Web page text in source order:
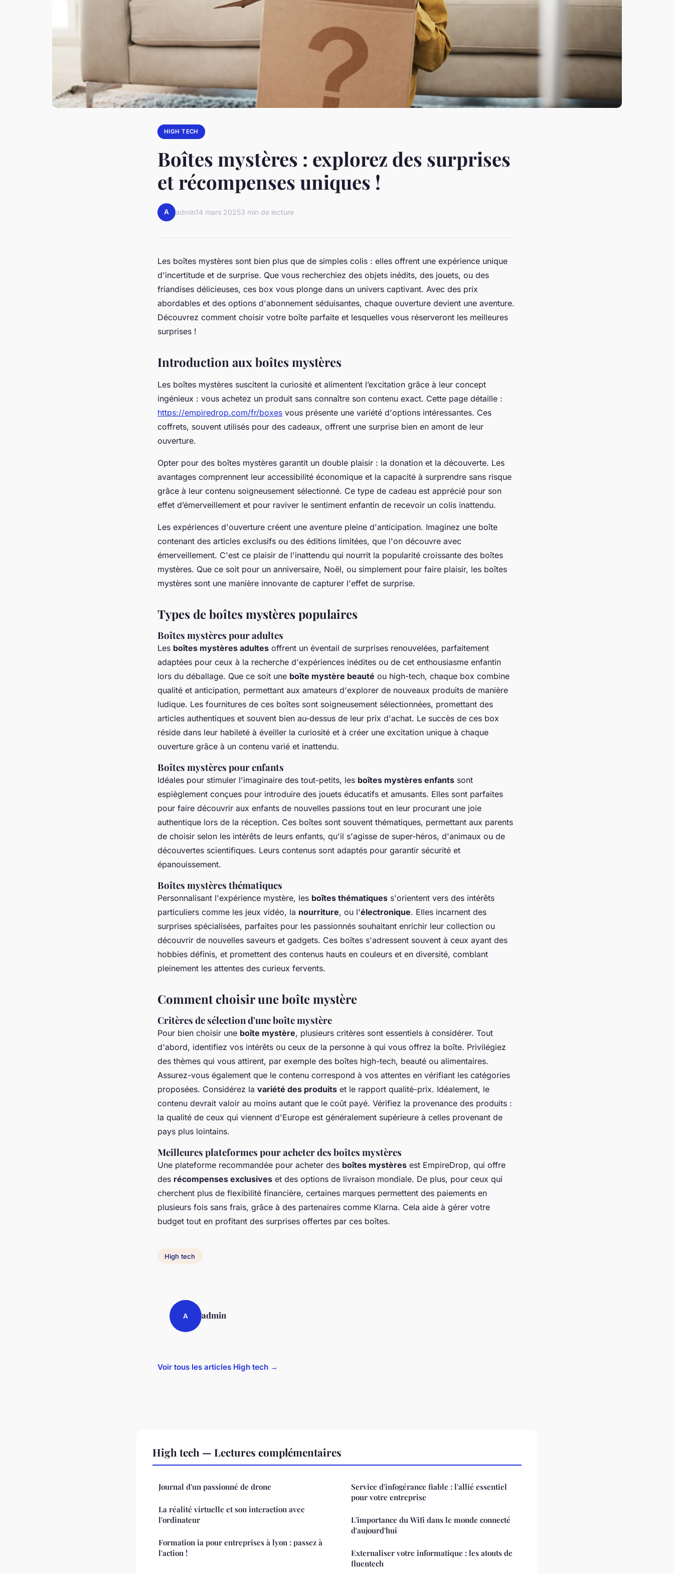
HIGH TECH
Boîtes mystères : explorez des surprises
et récompenses uniques !
A admin14 mars 20253 min de lecture
Les boîtes mystères sont bien plus que de simples colis : elles offrent une expérience unique
d'incertitude et de surprise. Que vous recherchiez des objets inédits, des jouets, ou des
friandises délicieuses, ces box vous plonge dans un univers captivant. Avec des prix
abordables et des options d'abonnement séduisantes, chaque ouverture devient une aventure.
Découvrez comment choisir votre boîte parfaite et lesquelles vous réserveront les meilleures
surprises !
Introduction aux boîtes mystères
Les boîtes mystères suscitent la curiosité et alimentent l’excitation grâce à leur concept
ingénieux : vous achetez un produit sans connaître son contenu exact. Cette page détaille :
https://empiredrop.com/fr/boxes vous présente une variété d'options intéressantes. Ces
coffrets, souvent utilisés pour des cadeaux, offrent une surprise bien en amont de leur
ouverture.
Opter pour des boîtes mystères garantit un double plaisir : la donation et la découverte. Les
avantages comprennent leur accessibilité économique et la capacité à surprendre sans risque
grâce à leur contenu soigneusement sélectionné. Ce type de cadeau est apprécié pour son
effet d’émerveillement et pour raviver le sentiment enfantin de recevoir un colis inattendu.
Les expériences d'ouverture créent une aventure pleine d'anticipation. Imaginez une boîte
contenant des articles exclusifs ou des éditions limitées, que l'on découvre avec
émerveillement. C'est ce plaisir de l'inattendu qui nourrit la popularité croissante des boîtes
mystères. Que ce soit pour un anniversaire, Noël, ou simplement pour faire plaisir, les boîtes
mystères sont une manière innovante de capturer l'effet de surprise.
Types de boîtes mystères populaires
Boîtes mystères pour adultes
Les boîtes mystères adultes offrent un éventail de surprises renouvelées, parfaitement
adaptées pour ceux à la recherche d'expériences inédites ou de cet enthousiasme enfantin
lors du déballage. Que ce soit une boîte mystère beauté ou high-tech, chaque box combine
qualité et anticipation, permettant aux amateurs d'explorer de nouveaux produits de manière
ludique. Les fournitures de ces boîtes sont soigneusement sélectionnées, promettant des
articles authentiques et souvent bien au-dessus de leur prix d'achat. Le succès de ces box
réside dans leur habileté à éveiller la curiosité et à créer une excitation unique à chaque
ouverture grâce à un contenu varié et inattendu.
Boîtes mystères pour enfants
Idéales pour stimuler l'imaginaire des tout-petits, les boîtes mystères enfants sont
espièglement conçues pour introduire des jouets éducatifs et amusants. Elles sont parfaites
pour faire découvrir aux enfants de nouvelles passions tout en leur procurant une joie
authentique lors de la réception. Ces boîtes sont souvent thématiques, permettant aux parents
de choisir selon les intérêts de leurs enfants, qu'il s'agisse de super-héros, d'animaux ou de
découvertes scientifiques. Leurs contenus sont adaptés pour garantir sécurité et
épanouissement.
Boîtes mystères thématiques
Personnalisant l'expérience mystère, les boîtes thématiques s'orientent vers des intérêts
particuliers comme les jeux vidéo, la nourriture, ou l'électronique. Elles incarnent des
surprises spécialisées, parfaites pour les passionnés souhaitant enrichir leur collection ou
découvrir de nouvelles saveurs et gadgets. Ces boîtes s'adressent souvent à ceux ayant des
hobbies définis, et promettent des contenus hauts en couleurs et en diversité, comblant
pleinement les attentes des curieux fervents.
Comment choisir une boîte mystère
Critères de sélection d'une boîte mystère
Pour bien choisir une boîte mystère, plusieurs critères sont essentiels à considérer. Tout
d'abord, identifiez vos intérêts ou ceux de la personne à qui vous offrez la boîte. Privilégiez
des thèmes qui vous attirent, par exemple des boîtes high-tech, beauté ou alimentaires.
Assurez-vous également que le contenu correspond à vos attentes en vérifiant les catégories
proposées. Considérez la variété des produits et le rapport qualité-prix. Idéalement, le
contenu devrait valoir au moins autant que le coût payé. Vérifiez la provenance des produits :
la qualité de ceux qui viennent d'Europe est généralement supérieure à celles provenant de
pays plus lointains.
Meilleures plateformes pour acheter des boîtes mystères
Une plateforme recommandée pour acheter des boîtes mystères est EmpireDrop, qui offre
des récompenses exclusives et des options de livraison mondiale. De plus, pour ceux qui
cherchent plus de flexibilité financière, certaines marques permettent des paiements en
plusieurs fois sans frais, grâce à des partenaires comme Klarna. Cela aide à gérer votre
budget tout en profitant des surprises offertes par ces boîtes.
High tech
A admin
Voir tous les articles High tech →
High tech — Lectures complémentaires
Journal d'un passionné de drone
La réalité virtuelle et son interaction avec
l'ordinateur
Formation ia pour entreprises à lyon : passez à
l'action !
Service d'infogérance fiable : l'allié essentiel
pour votre entreprise
L'importance du Wifi dans le monde connecté
d'aujourd'hui
Externaliser votre informatique : les atouts de
fluentech